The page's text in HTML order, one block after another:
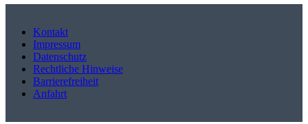
Kontakt
Impressum
Datenschutz
Rechtliche Hinweise
Barrierefreiheit
Anfahrt